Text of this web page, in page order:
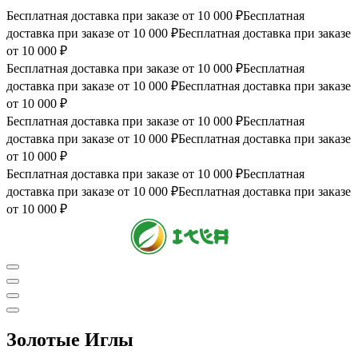
Бесплатная доставка при заказе от 10 000 ₽Бесплатная
доставка при заказе от 10 000 ₽Бесплатная доставка при заказе
от 10 000 ₽
Бесплатная доставка при заказе от 10 000 ₽Бесплатная
доставка при заказе от 10 000 ₽Бесплатная доставка при заказе
от 10 000 ₽
Бесплатная доставка при заказе от 10 000 ₽Бесплатная
доставка при заказе от 10 000 ₽Бесплатная доставка при заказе
от 10 000 ₽
Бесплатная доставка при заказе от 10 000 ₽Бесплатная
доставка при заказе от 10 000 ₽Бесплатная доставка при заказе
от 10 000 ₽
Золотые Иглы